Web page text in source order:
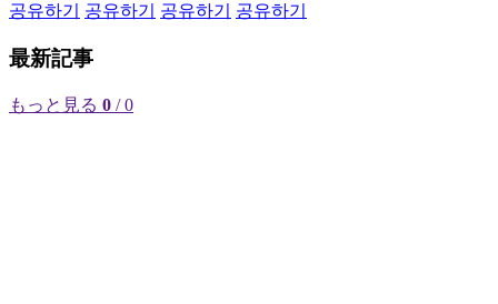
공유하기
공유하기 공유하기 공유하기
最新記事
もっと見る 0 / 0